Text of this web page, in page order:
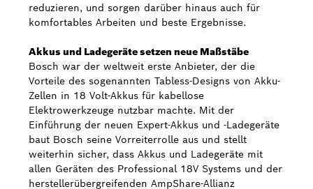
reduzieren, und sorgen darüber hinaus auch für
komfortables Arbeiten und beste Ergebnisse.
Akkus und Ladegeräte setzen neue Maßstäbe
Bosch war der weltweit erste Anbieter, der die
Vorteile des sogenannten Tabless-Designs von Akku-
Zellen in 18 Volt-Akkus für kabellose
Elektrowerkzeuge nutzbar machte. Mit der
Einführung der neuen Expert-Akkus und -Ladegeräte
baut Bosch seine Vorreiterrolle aus und stellt
weiterhin sicher, dass Akkus und Ladegeräte mit
allen Geräten des Professional 18V Systems und der
herstellerübergreifenden AmpShare-Allianz